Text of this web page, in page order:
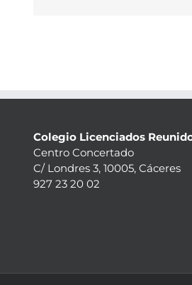
Colegio Licenciados
Centro Concertado
C/ Londres 3, 10005, Cáceres
927 23 20 02